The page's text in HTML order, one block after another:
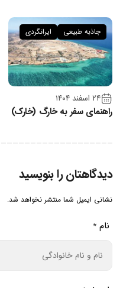
۲۴ اسفند ۱۴۰۴
راهنمای سفر به خارگ (خارک)
جاذبه طبیعی ایرانگردی
دیدگاهتان را بنویسید
نشانی ایمیل شما منتشر نخواهد شد.
نام *